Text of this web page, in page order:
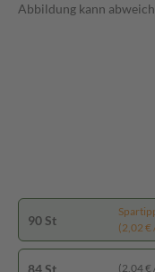
Abbildung kann
90 St
(2,02 €
84 St (2,04 €